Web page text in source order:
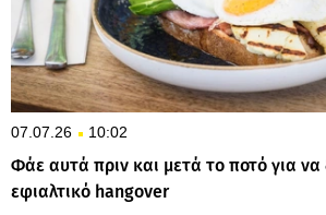
07.07.26 10:02
Φάε αυτά πριν και μετά το ποτό για να
εφιαλτικό hangover